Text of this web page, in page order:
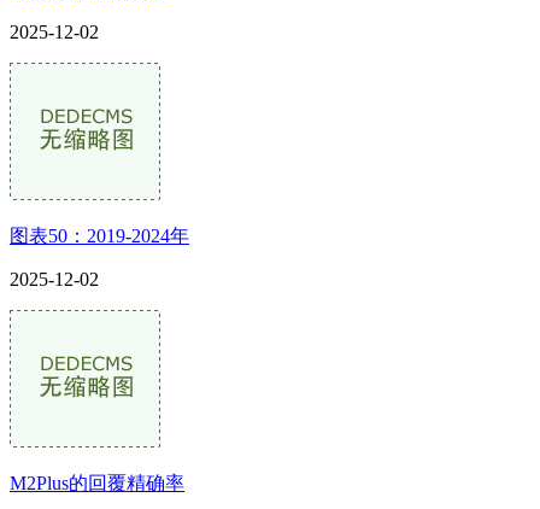
2025-12-02
图表50：2019-2024年
2025-12-02
M2Plus的回覆精确率